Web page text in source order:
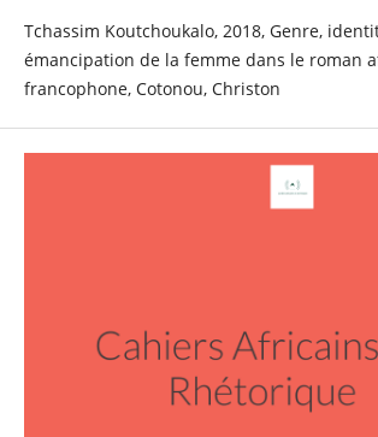
Tchassim Koutchoukalo, 2018, Genre,
émancipation de la femme dans le roman
francophone, Cotonou, Christon